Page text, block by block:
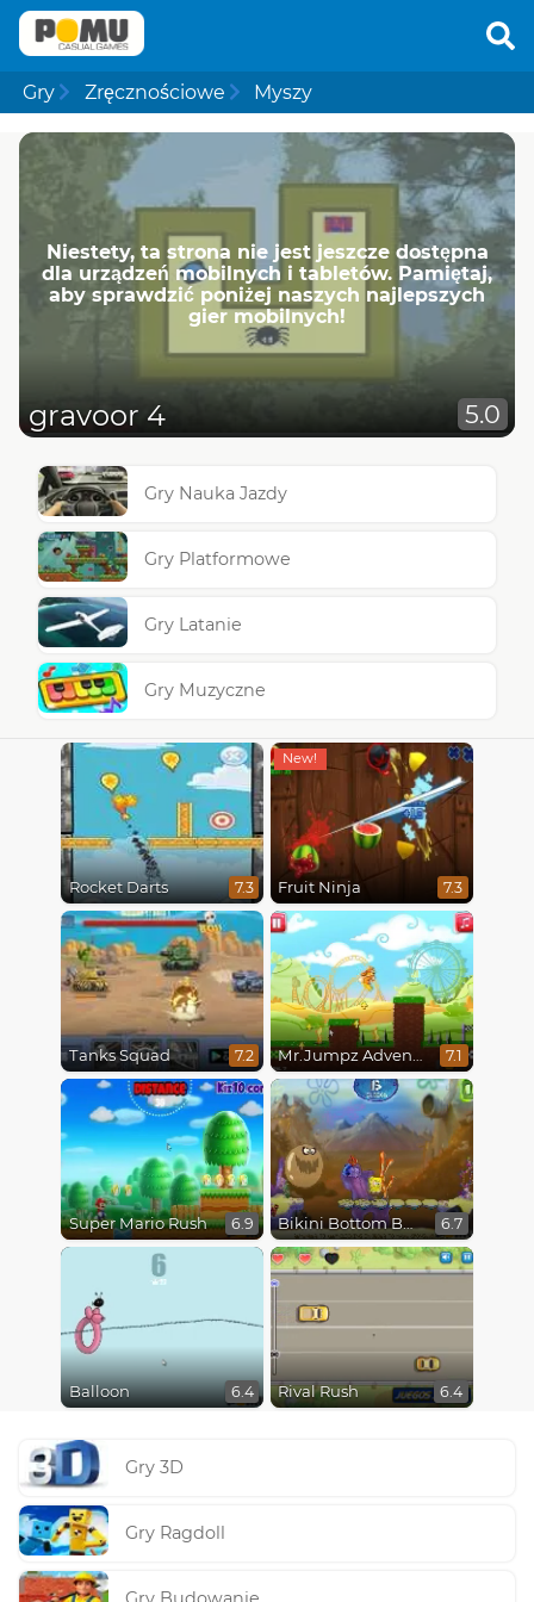
Gry Zręcznościowe Myszy
Niestety, ta strona nie jest jeszcze dostępna
dla urządzeń mobilnych i tabletów. Pamiętaj,
aby sprawdzić poniżej naszych najlepszych
gier mobilnych!
gravoor 4 5.0
Gry Nauka Jazdy
Gry Platformowe
Gry Latanie
Gry Muzyczne
Rocket Darts 7.3 Fruit Ninja 7.3
Tanks Squad 7.2 Mr.Jumpz Adventureland 7.1
Super Mario Rush 6.9 Bikini Bottom Button Bash 6.7
Balloon 6.4 Rival Rush 6.4
Gry 3D
Gry Ragdoll